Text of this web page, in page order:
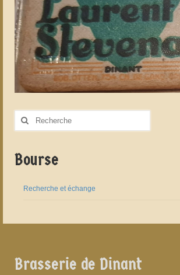
Rechercher
Bourse
Recherche et échange
Brasserie de Dinant